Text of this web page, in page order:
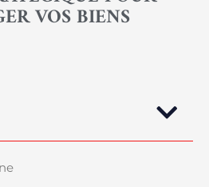
VOS BIENS